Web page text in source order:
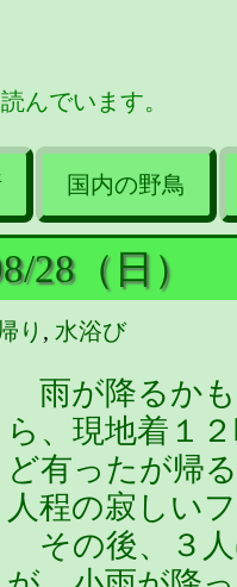
んでいます。
国内の野鳥
28（日）
り , 水浴び
雨が降るか
ら、現地着１
ど有ったが帰
人程の寂しい
その後、３